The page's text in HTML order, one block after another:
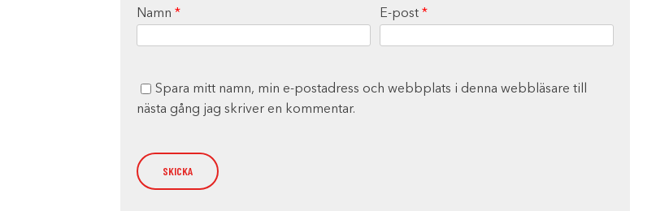
Namn * E-post*
Spara mitt namn, min e-postadress och webbplats i denna webbläsare till
nästa gång jag skriver en kommentar.